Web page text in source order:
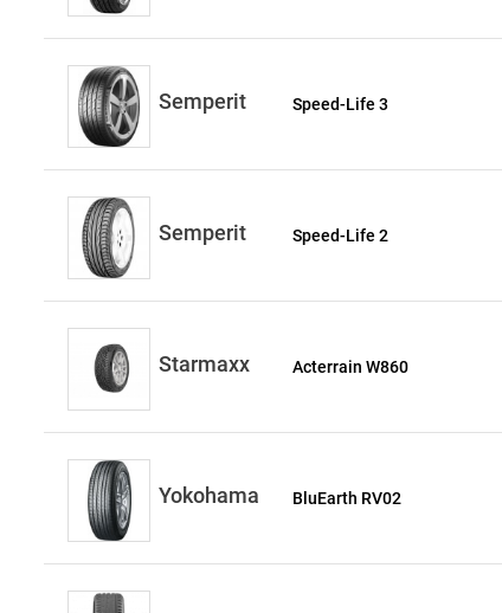
Semperit Speed-Life 3
Semperit Speed-Life 2
Starmaxx Acterrain W860
Yokohama BluEarth RV02